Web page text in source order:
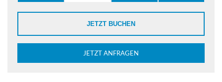
JETZT BUCHEN
JETZT ANFRAGEN